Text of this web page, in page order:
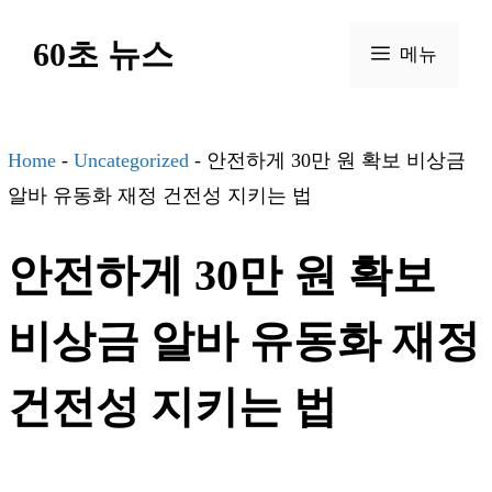
건
너
기
60초 뉴스 메뉴
Home - Uncategorized - 안전하게 30만 원 확보 비상금
알바 유동화 재정 건전성 지키는 법
안전하게 30만 원 확보
비상금 알바 유동화 재정
건전성 지키는 법